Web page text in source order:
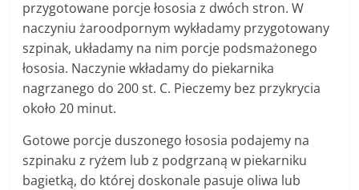
przygotowane porcje łososia z dwóch stron. W
naczyniu żaroodpornym wykładamy przygotowany
szpinak, układamy na nim porcje podsmażonego
łososia. Naczynie wkładamy do piekarnika
nagrzanego do 200 st. C. Pieczemy bez przykrycia
około 20 minut.
Gotowe porcje duszonego łososia podajemy na
szpinaku z ryżem lub z podgrzaną w piekarniku
bagietką, do której doskonale pasuje oliwa lub